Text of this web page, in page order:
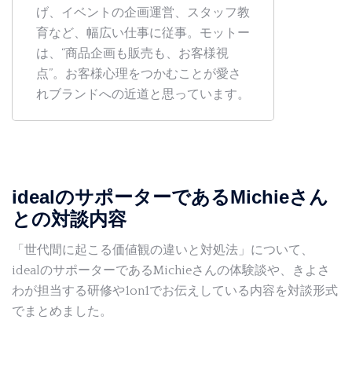
げ、イベントの企画運営、スタッフ教
育など、幅広い仕事に従事。モットー
は、“商品企画も販売も、お客様視
点”。お客様心理をつかむことが愛さ
れブランドへの近道と思っています。
idealのサポーターであるMichieさん
との対談内容
「世代間に起こる価値観の違いと対処法」について、
idealのサポーターであるMichieさんの体験談や、きよさ
わが担当する研修や1on1でお伝えしている内容を対談形式
でまとめました。